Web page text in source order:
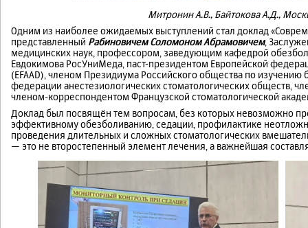
Митронин А.В., Байтокова А.Д.,
Одним из наиболее ожидаемых выступлений стал доклад
представленный Рабиновичем Соломоном Абрамовичем,
медицинских наук, профессором, заведующим кафедрой
Евдокимова РосУниМеда, паст-президентом Европейской
(EFAAD), членом Президиума Российского общества по
федерации анестезиологических стоматологических обществ,
членом-корреспондентом Французской стоматологической
Доклад был посвящён тем вопросам, без которых невозможно
эффективному обезболиванию, седации, профилактике
проведения длительных и сложных стоматологических
— это не второстепенный элемент лечения, а важнейшая